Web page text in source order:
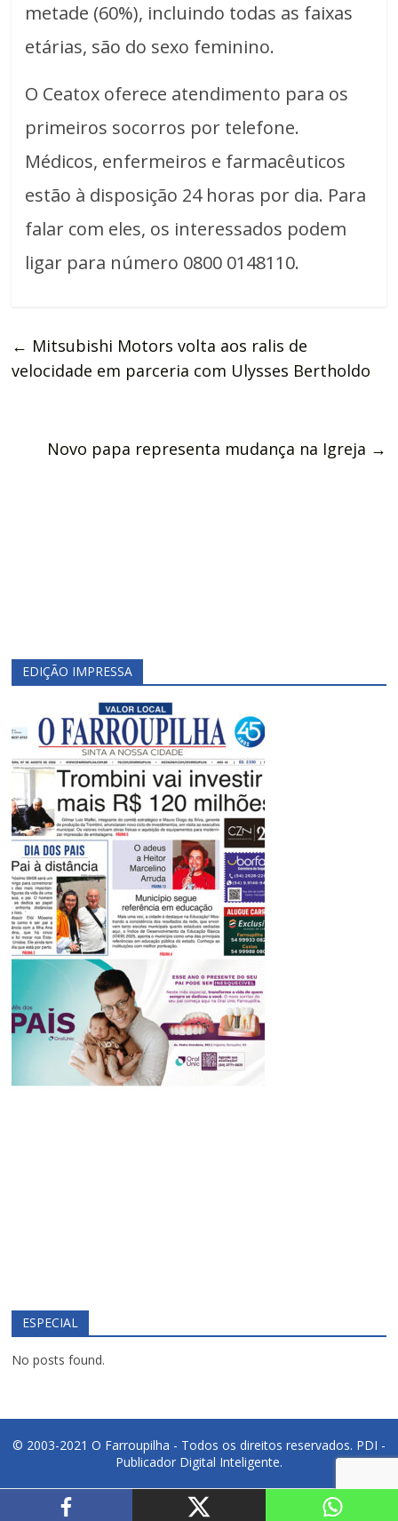
metade (60%), incluindo todas as faixas
etárias, são do sexo feminino.
O Ceatox oferece atendimento para os
primeiros socorros por telefone.
Médicos, enfermeiros e farmacêuticos
estão à disposição 24 horas por dia. Para
falar com eles, os interessados podem
ligar para número 0800 0148110.
← Mitsubishi Motors volta aos ralis de
velocidade em parceria com Ulysses Bertholdo
Novo papa representa mudança na Igreja →
EDIÇÃO IMPRESSA
ESPECIAL
No posts found.
© 2003-2021 O Farroupilha - Todos os direitos reservados. PDI -
Publicador Digital Inteligente.